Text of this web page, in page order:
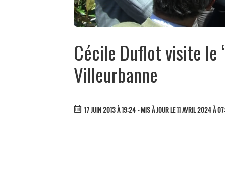
Cécile Duflot visite le
Villeurbanne
17 JUIN 2013 À 19:24 - MIS À JOUR LE 11 AVRIL 2024 À